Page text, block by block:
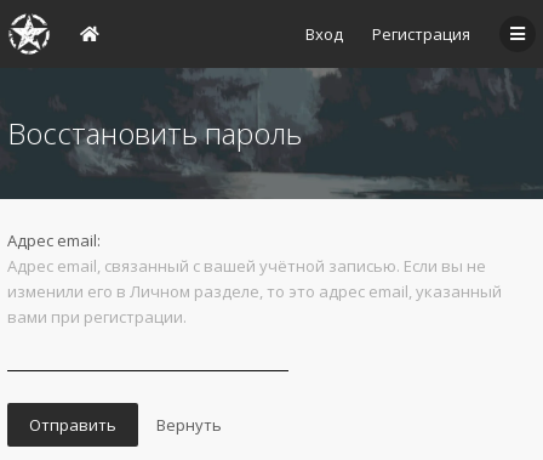
Вход Регистрация
Восстановить пароль
Адрес email:
Адрес email, связанный с вашей учётной записью. Если вы не
изменили его в Личном разделе, то это адрес email, указанный
вами при регистрации.